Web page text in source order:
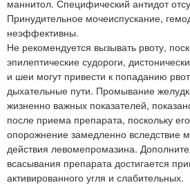
маннитол. Специфический антидот
Принудительное мочеиспускание,
неэффективны.
Не рекомендуется вызывать рвоту,
эпилептические судороги,
и шеи могут привести к попаданию
дыхательные пути. Промывание
жизненно важных показателей,
после приема препарата, поскольку
опорожнение замедленно вследствие
действия левомепромазина.
всасывания препарата достигается
активированного угля и слабительных.